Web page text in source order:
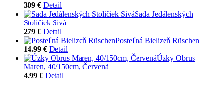
309 € Detail
Sada Jedálenských
Stoličiek Sivá
279 € Detail
Posteľná Bielizeň Rüschen
14.99 € Detail
Úzky Obrus
Maren, 40/150cm, Červená
4.99 € Detail